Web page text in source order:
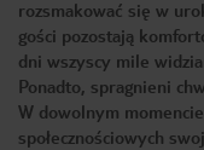
rozsmakować się w
gości pozostają
dni wszyscy mile
Ponadto, spragnieni
W dowolnym
społecznościowych